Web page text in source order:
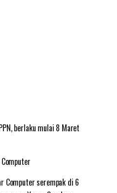
berlaku mulai 8 Maret
Computer serempak di 6